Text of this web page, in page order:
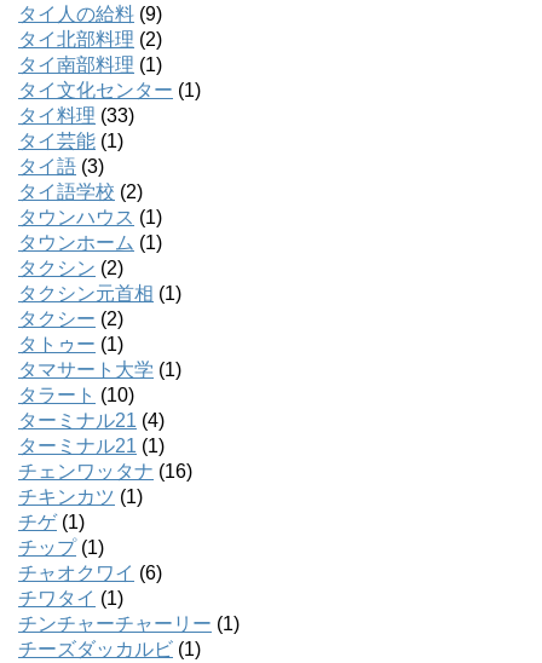
タイ人の給料 (9)
タイ北部料理 (2)
タイ南部料理 (1)
タイ文化センター (1)
タイ料理 (33)
タイ芸能 (1)
タイ語 (3)
タイ語学校 (2)
タウンハウス (1)
タウンホーム (1)
タクシン (2)
タクシン元首相 (1)
タクシー (2)
タトゥー (1)
タマサート大学 (1)
タラート (10)
ターミナル21 (4)
ターミナル21 (1)
チェンワッタナ (16)
チキンカツ (1)
チゲ(1)
チップ(1)
チャオクワイ (6)
チワタイ (1)
チンチャーチャーリー (1)
チーズダッカルビ (1)